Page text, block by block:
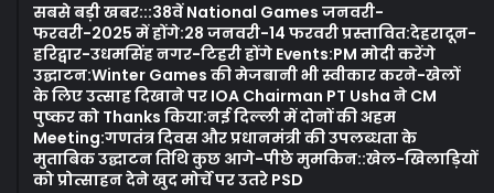
सबसे बड़ी खबर:::38वें National Games जनवरी-
फरवरी-2025 में होंगे:28 जनवरी-14 फरवरी प्रस्तावित:देहरादून-
हरिद्वार-उधमसिंह नगर-टिहरी होंगे Events:PM मोदी करेंगे
उद्घाटन:Winter Games की मेजबानी भी स्वीकार करने-खेलों
के लिए उत्साह दिखाने पर IOA Chairman PT Usha ने CM
पुष्कर को Thanks किया:नई दिल्ली में दोनों की अहम
Meeting:गणतंत्र दिवस और प्रधानमंत्री की उपलब्धता के
मुताबिक उद्घाटन तिथि कुछ आगे-पीछे मुमकिन::खेल-खिलाड़ियों
को प्रोत्साहन देने खुद मोर्चे पर उतरे PSD